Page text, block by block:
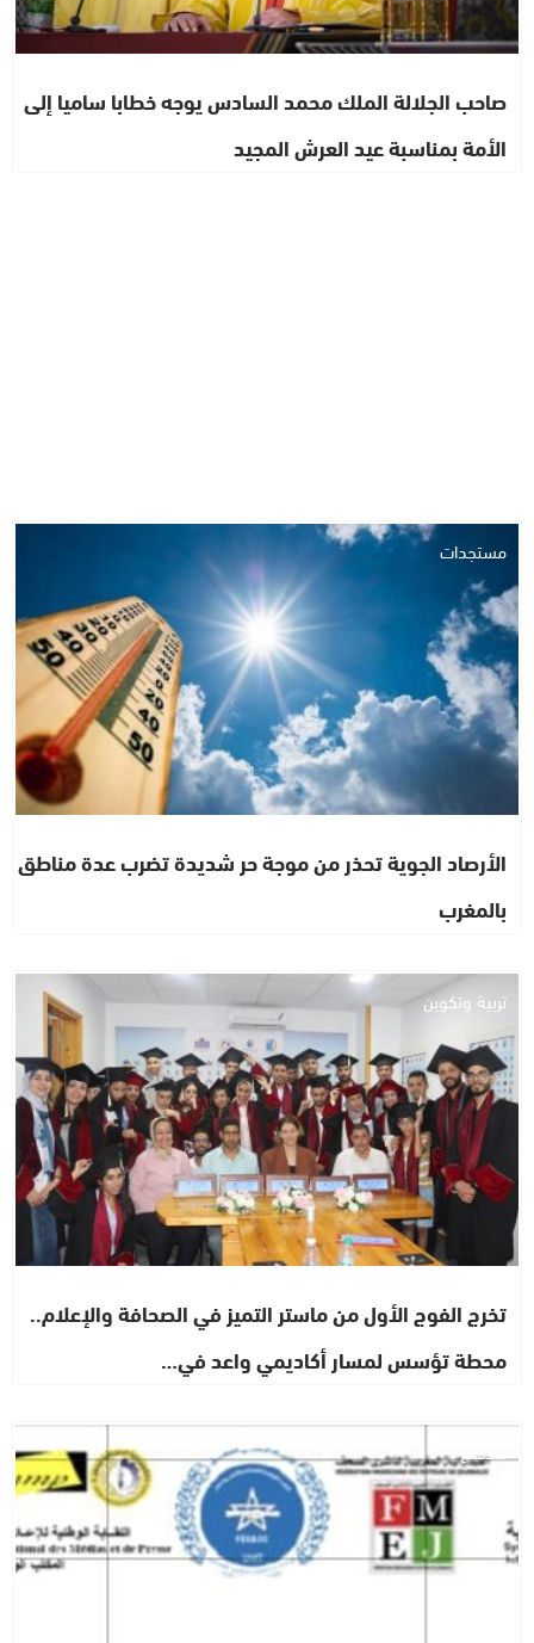
صاحب الجلالة الملك محمد السادس يوجه خطابا ساميا إلى
الأمة بمناسبة عيد العرش المجيد
مستجدات
الأرصاد الجوية تحذر من موجة حر شديدة تضرب عدة مناطق
بالمغرب
تربية وتكوين
تخرج الفوج الأول من ماستر التميز في الصحافة والإعلام..
محطة تؤسس لمسار أكاديمي واعد في…
مجتمع